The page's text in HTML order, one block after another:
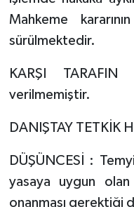
Mahkeme
sürülmektedir.
KARŞI
verilmemiştir.
DANIŞTAY TETKİK
DÜŞÜNCESİ :
yasaya uygun olan
onanması gerektiği